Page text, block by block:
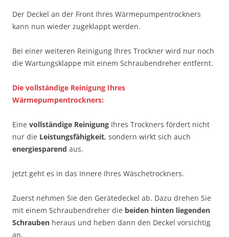
Der Deckel an der Front Ihres Wärmepumpentrockners
kann nun wieder zugeklappt werden.
Bei einer weiteren Reinigung Ihres Trockner wird nur noch
die Wartungsklappe mit einem Schraubendreher entfernt.
Die vollständige Reinigung Ihres
Wärmepumpentrockners:
Eine vollständige Reinigung Ihres Trockners fördert nicht
nur die Leistungsfähigkeit, sondern wirkt sich auch
energiesparend aus.
Jetzt geht es in das Innere Ihres Wäschetrockners.
Zuerst nehmen Sie den Gerätedeckel ab. Dazu drehen Sie
mit einem Schraubendreher die beiden hinten liegenden
Schrauben heraus und heben dann den Deckel vorsichtig
an.